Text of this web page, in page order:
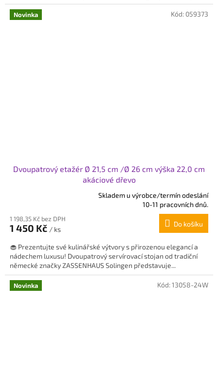
Novinka
Dvoupatrový etažér Ø 21,5 cm /Ø 26 cm výška 22,0 cm
akáciové dřevo
produktu
je
z
5
hvězdiček.
Skladem u výrobce/termín odeslání
10-11 pracovních dnů.
1 198,35 Kč bez DPH
1 450 Kč / ks
Do košíku
🧁 Prezentujte své kulinářské výtvory s přirozenou elegancí a
nádechem luxusu! Dvoupatrový servírovací stojan od tradiční
německé značky ZASSENHAUS Solingen představuje...
Kód: 059373
Novinka Kód:13058-24W